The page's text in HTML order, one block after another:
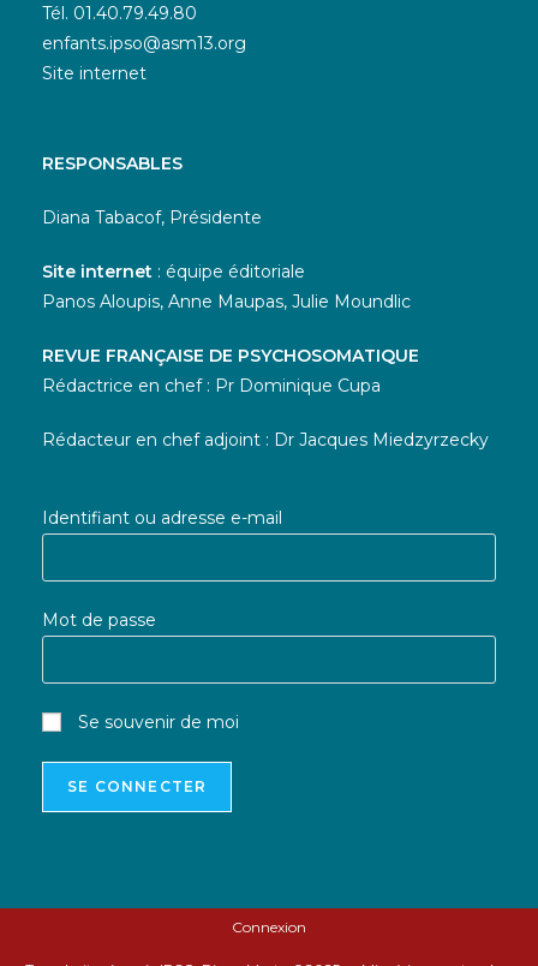
Tél. 01.40.79.49.80
enfants.ipso@asm13.org
Site internet
RESPONSABLES
Diana Tabacof, Présidente
Site internet : équipe éditoriale
Panos Aloupis, Anne Maupas, Julie Moundlic
REVUE FRANÇAISE DE PSYCHOSOMATIQUE
Rédactrice en chef : Pr Dominique Cupa
Rédacteur en chef adjoint : Dr Jacques Miedzyrzecky
Identifiant ou adresse e-mail
Mot de passe
Se souvenir de moi
Connexion